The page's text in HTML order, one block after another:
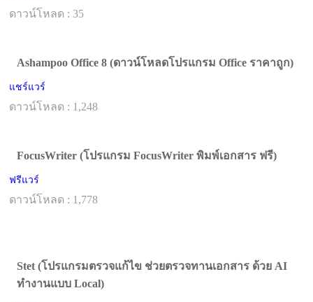
ดาวน์โหลด : 35
Ashampoo Office 8 (ดาวน์โหลดโปรแกรม Office ราคาถูก)
แชร์แวร์
ดาวน์โหลด : 1,248
FocusWriter (โปรแกรม FocusWriter พิมพ์เอกสาร ฟรี)
ฟรีแวร์
ดาวน์โหลด : 1,778
Stet (โปรแกรมตรวจแก้ไข ช่วยตรวจทานเอกสาร ด้วย AI
ทำงานแบบ Local)